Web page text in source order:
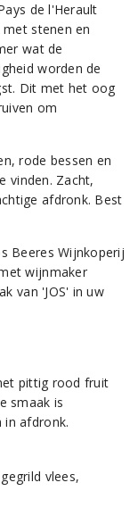
de l'Herault
stenen en
wat de
worden de
Dit met het oog
om
rode bessen en
vinden. Zacht,
afdronk. Best
Beeres Wijnkoperij
wijnmaker
van 'JOS' in uw
pittig rood fruit
smaak is
in afdronk.
vlees,